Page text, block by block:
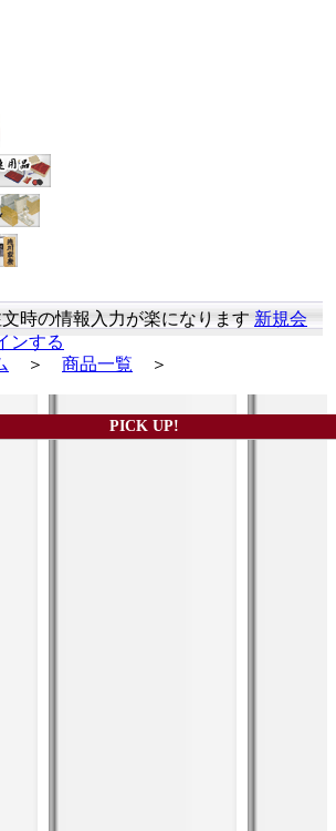
時の情報入力が楽になります新規会
ンする
＞ 商品一覧 ＞
PICK UP!